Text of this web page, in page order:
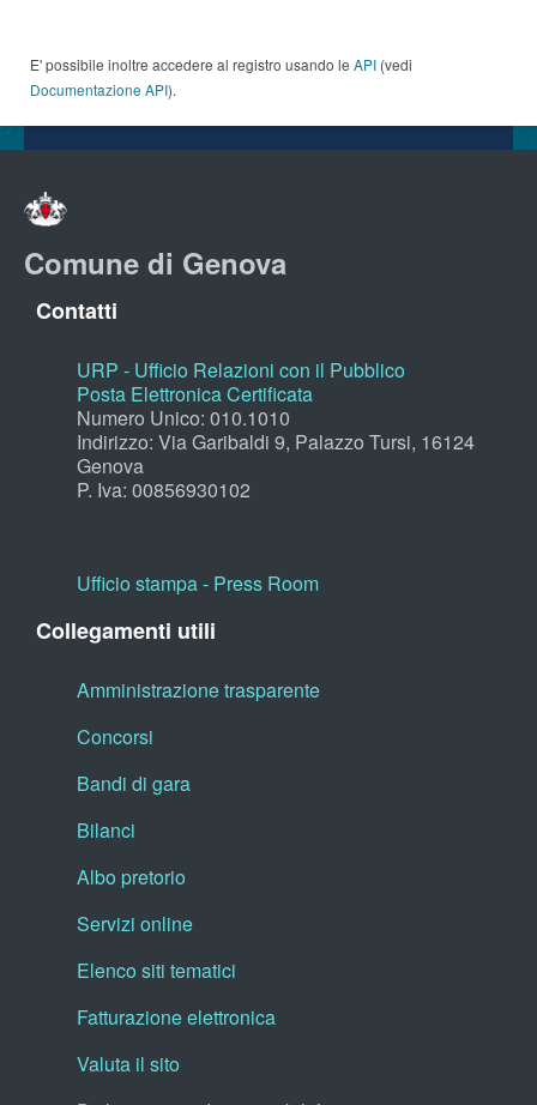
E' possibile inoltre accedere al registro usando le API (vedi
Documentazione API).
Comune di Genova
Contatti
URP - Ufficio Relazioni con il Pubblico
Posta Elettronica Certificata
Numero Unico: 010.1010
Indirizzo: Via Garibaldi 9, Palazzo Tursi, 16124
Genova
P. Iva: 00856930102
Ufficio stampa - Press Room
Collegamenti utili
Amministrazione trasparente
Concorsi
Bandi di gara
Bilanci
Albo pretorio
Servizi online
Elenco siti tematici
Fatturazione elettronica
Valuta il sito